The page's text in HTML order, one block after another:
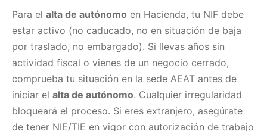
Para el alta de autónomo en Hacienda, tu NIF debe
estar activo (no caducado, no en situación de baja
por traslado, no embargado). Si llevas años sin
actividad fiscal o vienes de un negocio cerrado,
comprueba tu situación en la sede AEAT antes de
iniciar el alta de autónomo. Cualquier irregularidad
bloqueará el proceso. Si eres extranjero, asegúrate
de tener NIE/TIE en vigor con autorización de trabajo